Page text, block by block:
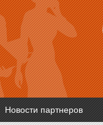
Новости партнеров